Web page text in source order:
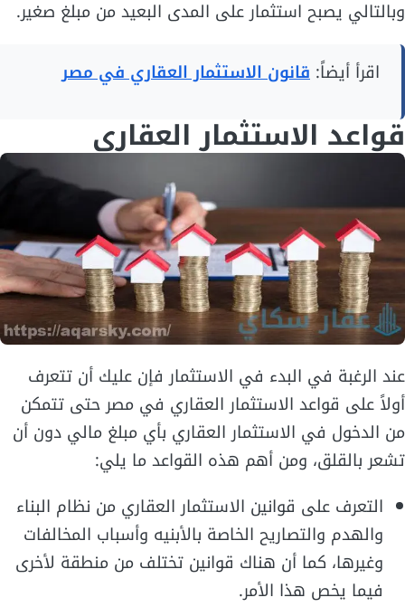
وبالتالي يصبح استثمار على المدى البعيد من مبلغ صغير.
اقرأ أيضاً: قانون الاستثمار العقاري في مصر
قواعد الاستثمار العقاري
عند الرغبة في البدء في الاستثمار فإن عليك أن تتعرف
أولاً على قواعد الاستثمار العقاري في مصر حتى تتمكن
من الدخول في الاستثمار العقاري بأي مبلغ مالي دون أن
تشعر بالقلق، ومن أهم هذه القواعد ما يلي:
التعرف على قوانين الاستثمار العقاري من نظام البناء
والهدم والتصاريح الخاصة بالأبنيه وأسباب المخالفات
وغيرها، كما أن هناك قوانين تختلف من منطقة لأخرى
فيما يخص هذا الأمر.